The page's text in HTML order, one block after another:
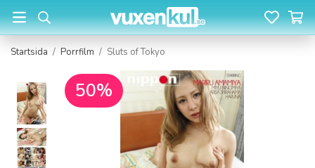
Startsida / Porrfilm / Sluts of Tokyo
50%